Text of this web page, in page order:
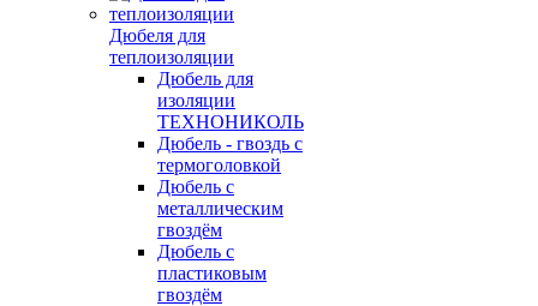
Дюбеля для
теплоизоляции
Дюбель для
изоляции
ТЕХНОНИКОЛЬ
Дюбель - гвоздь с
термоголовкой
Дюбель с
металлическим
гвоздём
Дюбель с
пластиковым
гвоздём